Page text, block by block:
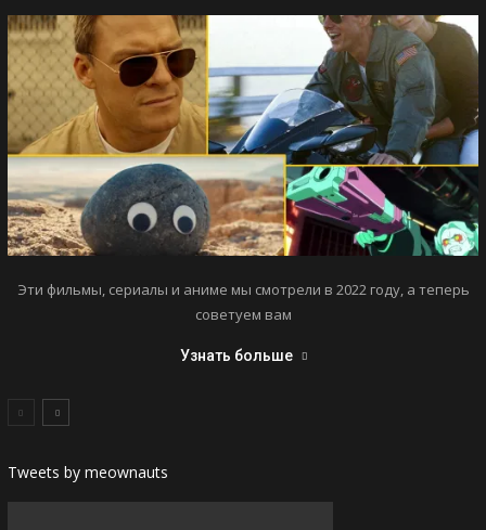
Эти фильмы, сериалы и аниме мы смотрели в 2022 году, а теперь
советуем вам
Узнать больше
Tweets by meownauts